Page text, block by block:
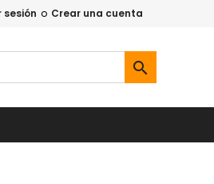
sesión o Crear una cuenta
